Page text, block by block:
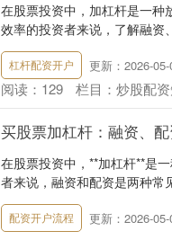
在股票投资中，加杠杆是一种
效率的投资者来说，了解融资
杠杆配资开户 更新：2026-
阅读： 129 栏目： 炒股配
买股票加杠杆：融资、
在股票投资中，**加杠杆**是
者来说，融资和配资是两种常
配资开户流程 更新：2026-